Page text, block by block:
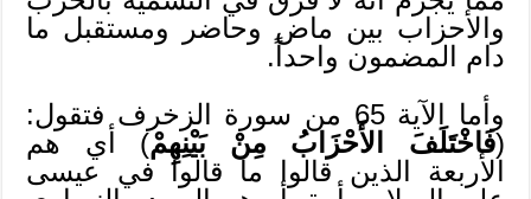
والأحزاب بين ماض وحاضر ومستقبل ما
دام المضمون واحداً.
وأما الآية 65 من سورة الزخرف فتقول:
(فَاخْتَلَفَ الأَحْزَابُ مِنْ بَيْنِهِمْ) أي هم
الأربعة الذين قالوا ما قالوا في عيسى